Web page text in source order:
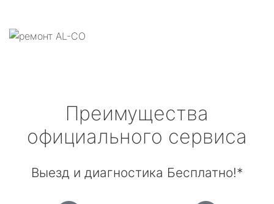
Преимущества
официального сервиса
Выезд и диагностика Бесплатно!*